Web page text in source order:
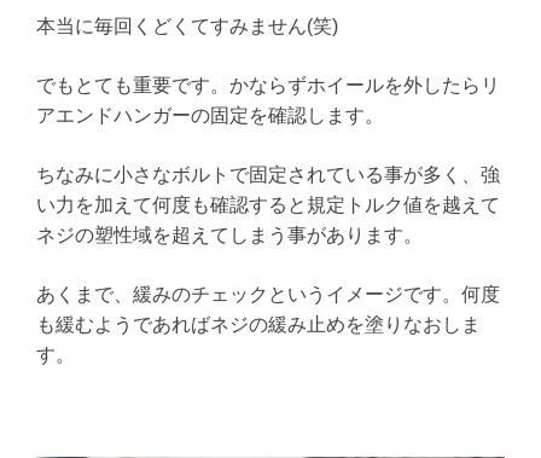
本当に毎回くどくてすみません(笑)
でもとても重要です。かならずホイールを外したらリ
アエンドハンガーの固定を確認します。
ちなみに小さなボルトで固定されている事が多く、強
い力を加えて何度も確認すると規定トルク値を越えて
ネジの塑性域を超えてしまう事があります。
あくまで、緩みのチェックというイメージです。何度
も緩むようであればネジの緩み止めを塗りなおしま
す。